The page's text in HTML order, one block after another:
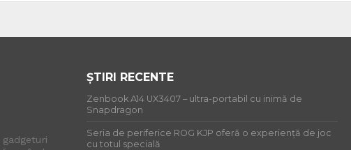
ȘTIRI RECENTE
Zenbook A14 UX3407 – ultra-portabil cu inimă de
Snapdragon
Seria de periferice ROG KJP oferă o experiență de joc
cu totul specială